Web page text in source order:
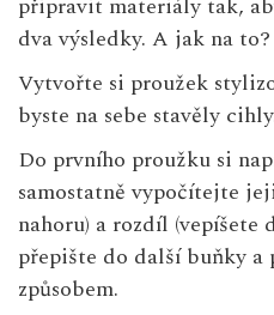
dva výsledky. A jak na to?
Vytvořte si proužek
byste na sebe stavěly
Do prvního proužku si
samostatně vypočítejte
nahoru) a rozdíl (vepíšete
přepište do další buňky
způsobem.